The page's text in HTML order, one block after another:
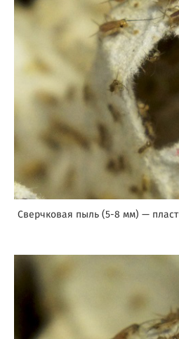
Сверчковая пыль (5-8 мм) —